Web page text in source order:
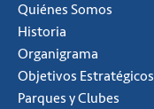
Quiénes Somos
Historia
Organigrama
Objetivos Estratégicos
Parques y Clubes